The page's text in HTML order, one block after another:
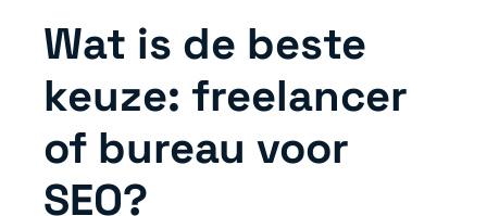
Wat is de beste
keuze: freelancer
of bureau voor
SEO?